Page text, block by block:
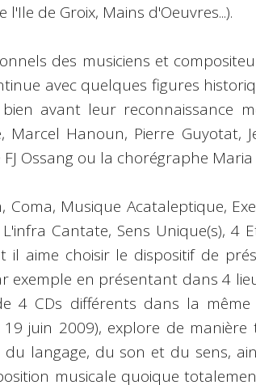
l'Ile de Groix, Mains d'Oeuvres...).
des musiciens et
avec quelques figures
avant leur reconnaissance
Marcel Hanoun, Pierre Guyotat,
Ossang ou la chorégraphe
Coma, Musique Acataleptique,
L'infra Cantate, Sens Unique(s), 4
il aime choisir le dispositif de
exemple en présentant dans 4
4 CDs différents dans la même
juin 2009), explore de
langage, du son et du sens,
musicale quoique